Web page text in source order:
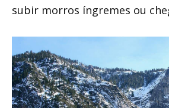
subir morros íngremes ou